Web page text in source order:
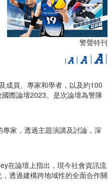
警聲特刊
成員、專家和學者，以及約100
際論壇2023。是次論壇為警隊
家，透過主題演講及討論，深
在論壇上指出，現今社會資訊流
透過建構跨地域性的全面合作關